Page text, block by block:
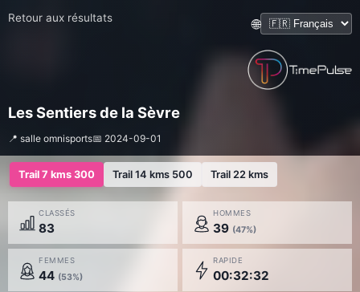
Retour aux résultats 🌐
Les Sentiers de la Sèvre
📍 salle omnisports📅 2024-09-01
Trail 7 kms 300 Trail 14 kms 500 Trail 22 kms
CLASSÉS
83
HOMMES
39 (47%)
FEMMES
44 (53%)
RAPIDE
00:32:32